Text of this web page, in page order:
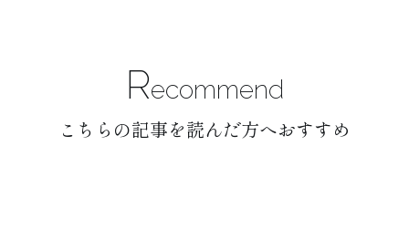
Recommend
こちらの記事を読んだ方へおすすめ